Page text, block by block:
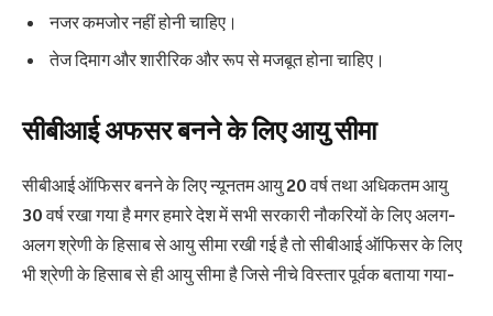
नजर कमजोर नहीं होनी चाहिए।
तेज दिमाग और शारीरिक और रूप से मजबूत होना चाहिए।
सीबीआई अफसर बनने के लिए आयु सीमा
सीबीआई ऑफिसर बनने के लिए न्यूनतम आयु 20 वर्ष तथा अधिकतम आयु
30 वर्ष रखा गया है मगर हमारे देश में सभी सरकारी नौकरियों के लिए अलग-
अलग श्रेणी के हिसाब से आयु सीमा रखी गई है तो सीबीआई ऑफिसर के लिए
भी श्रेणी के हिसाब से ही आयु सीमा है जिसे नीचे विस्तार पूर्वक बताया गया-